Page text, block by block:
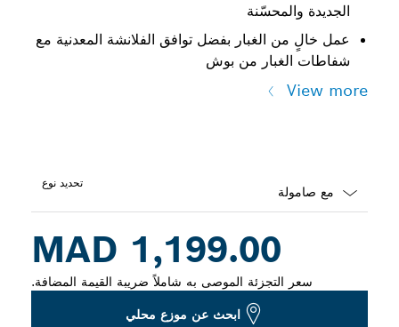
الجديدة والمحسّنة
عمل خالٍ من الغبار بفضل توافق الفلانشة المعدنية مع
شفاطات الغبار من بوش
View more
تحديد نوع
1,199.00 MAD
سعر التجزئة الموصى به شاملاً ضريبة القيمة المضافة.
ابحث عن موزع محلي